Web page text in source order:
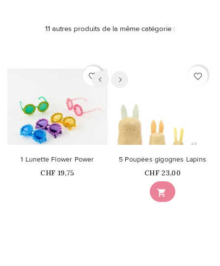
11 autres produits de la même catégorie :
favorite_border
1 Lunette Flower Power
Prix
CHF 19,75
favorite_border

5 Poupées gigognes Lapins
Prix
CHF 23,00